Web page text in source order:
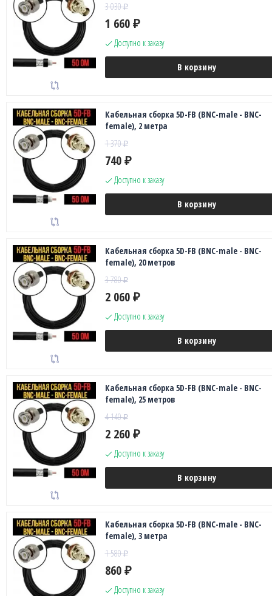
3 030₽
1 660 ₽
Доступно к заказу
В корзину
Кабельная сборка 5D-FB (BNC-male - BNC-
female), 2 метра
1 370₽
740 ₽
Доступно к заказу
В корзину
Кабельная сборка 5D-FB (BNC-male - BNC-
female), 20 метров
3 780₽
2 060 ₽
Доступно к заказу
В корзину
Кабельная сборка 5D-FB (BNC-male - BNC-
female), 25 метров
4 140₽
2 260 ₽
Доступно к заказу
В корзину
Кабельная сборка 5D-FB (BNC-male - BNC-
female), 3 метра
1 580₽
860 ₽
Доступно к заказу